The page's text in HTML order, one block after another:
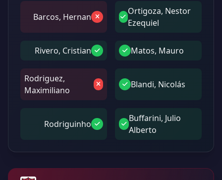
Barcos, Hernan
Ortigoza, Nestor
Ezequiel
Rivero, Cristian Matos, Mauro
Rodriguez,
Maximiliano
Blandi, Nicolás
Rodriguinho
Buffarini, Julio
Alberto